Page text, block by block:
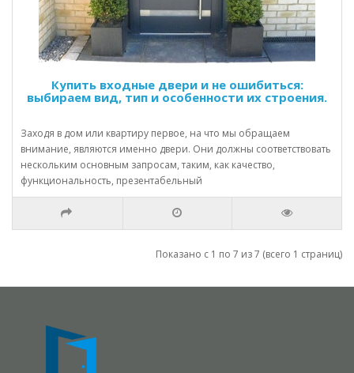
Купить входные двери и не ошибиться:
выбираем вид, тип и особенности их строения.
Заходя в дом или квартиру первое, на что мы обращаем
внимание, являются именно двери. Они должны соответствовать
нескольким основным запросам, таким, как качество,
функциональность, презентабельный
Показано с 1 по 7 из 7 (всего 1 страниц)